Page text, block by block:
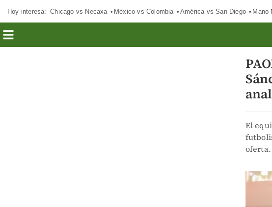
Hoy interesa: Chicago vs Necaxa México vs Colombia América vs San Diego Mano
El
oferta.